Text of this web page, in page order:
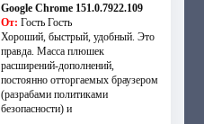
Google Chrome 151.0.7922.109
От: Гость Гость
Хороший, быстрый, удобный. Это
правда. Масса плюшек
расширений-дополнений,
постоянно отторгаемых браузером
(разрабами политиками
безопасности) и